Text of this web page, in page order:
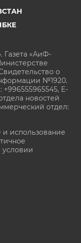
. Газета «АиФ-
о
№1920.
E-
новостей
отдел:
использование
условии